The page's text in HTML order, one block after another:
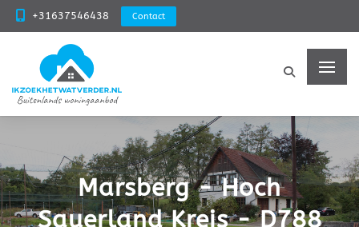
+31637546438 Contact
Marsberg - Hoch
Sauerland Kreis - D788